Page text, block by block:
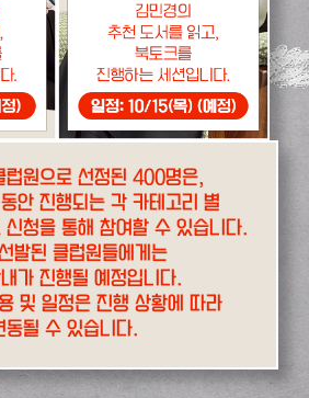
럽원으로 선정된 400명은,
안 진행되는 각 카테고리 별
신청을 통해 참여할 수 있습니다.
발된 클럽원들에게는
가 진행될 예정입니다.
및 일정은 진행 상황에 따라
동될 수 있습니다.